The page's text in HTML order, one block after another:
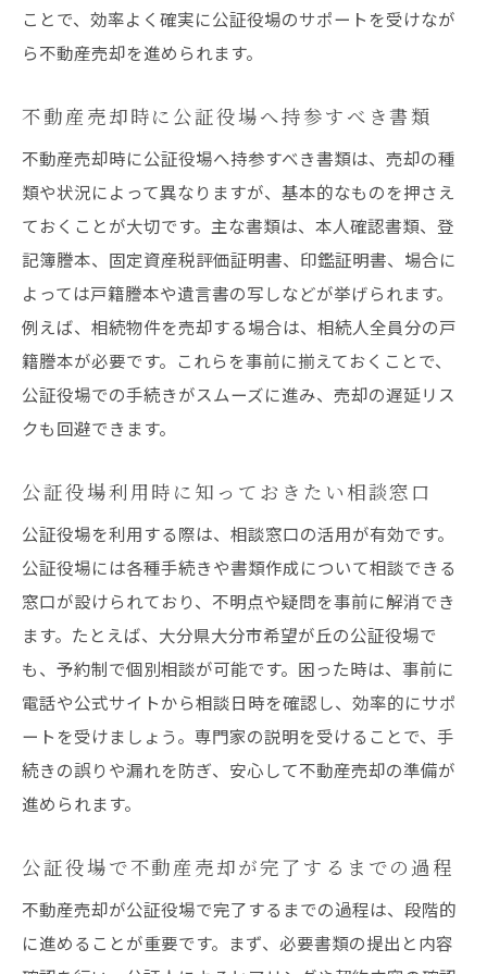
ことで、効率よく確実に公証役場のサポートを受けなが
ら不動産売却を進められます。
不動産売却時に公証役場へ持参すべき書類
不動産売却時に公証役場へ持参すべき書類は、売却の種
類や状況によって異なりますが、基本的なものを押さえ
ておくことが大切です。主な書類は、本人確認書類、登
記簿謄本、固定資産税評価証明書、印鑑証明書、場合に
よっては戸籍謄本や遺言書の写しなどが挙げられます。
例えば、相続物件を売却する場合は、相続人全員分の戸
籍謄本が必要です。これらを事前に揃えておくことで、
公証役場での手続きがスムーズに進み、売却の遅延リス
クも回避できます。
公証役場利用時に知っておきたい相談窓口
公証役場を利用する際は、相談窓口の活用が有効です。
公証役場には各種手続きや書類作成について相談できる
窓口が設けられており、不明点や疑問を事前に解消でき
ます。たとえば、大分県大分市希望が丘の公証役場で
も、予約制で個別相談が可能です。困った時は、事前に
電話や公式サイトから相談日時を確認し、効率的にサポ
ートを受けましょう。専門家の説明を受けることで、手
続きの誤りや漏れを防ぎ、安心して不動産売却の準備が
進められます。
公証役場で不動産売却が完了するまでの過程
不動産売却が公証役場で完了するまでの過程は、段階的
に進めることが重要です。まず、必要書類の提出と内容